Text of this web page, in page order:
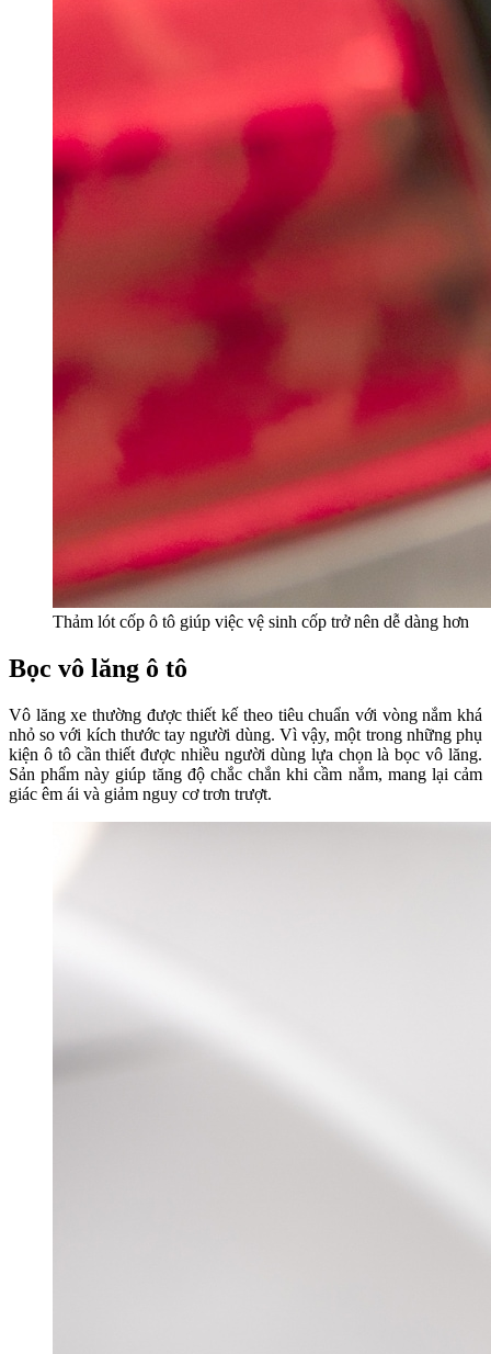
Thảm lót cốp ô tô giúp việc vệ sinh cốp trở nên dễ dàng hơn
Bọc vô lăng ô tô
Vô lăng xe thường được thiết kế theo tiêu chuẩn với vòng nắm khá
nhỏ so với kích thước tay người dùng. Vì vậy, một trong những phụ
kiện ô tô cần thiết được nhiều người dùng lựa chọn là bọc vô lăng.
Sản phẩm này giúp tăng độ chắc chắn khi cầm nắm, mang lại cảm
giác êm ái và giảm nguy cơ trơn trượt.